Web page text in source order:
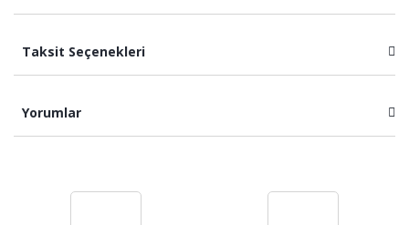
Taksit Seçenekleri
Yorumlar